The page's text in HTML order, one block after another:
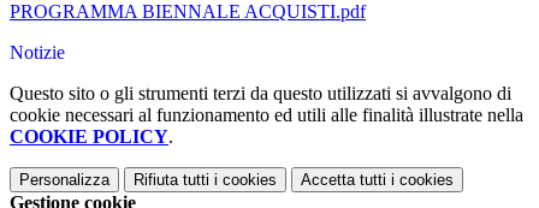
PROGRAMMA BIENNALE ACQUISTI.pdf
Notizie
Questo sito o gli strumenti terzi da questo utilizzati si avvalgono di
cookie necessari al funzionamento ed utili alle finalità illustrate nella
COOKIE POLICY.
Personalizza Rifiuta tutti i cookies Accetta tutti i cookies
Gestione cookie